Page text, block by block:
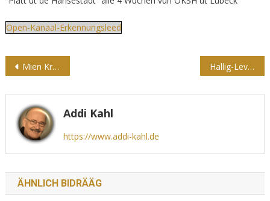
Open-Kanaal-Erkennungsleed
Beitragsnavigation
Mien Krabben-Philosophie Hallig-Leven
Addi Kahl
https://www.addi-kahl.de
ÄHNLICH BIDRÄÄG